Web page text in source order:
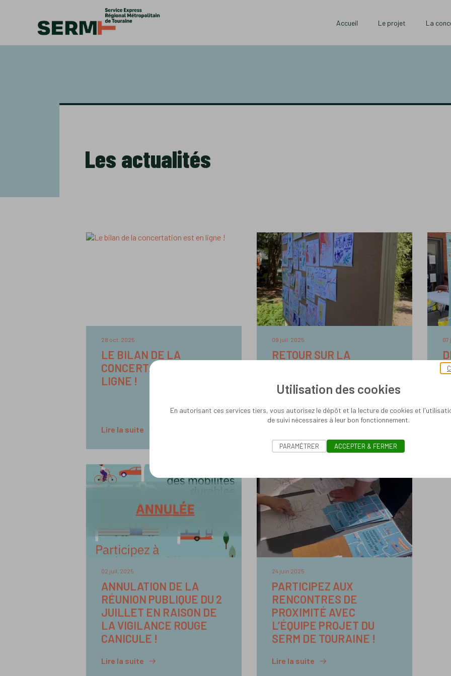
Accèder directement au contenu Accueil Le projet La
Les actualités
28 oct. 2025
LE BILAN DE LA
CONCERTATION EST EN
LIGNE !
Lire la suite
09 juil. 2025
RETOUR SUR LA
AU POP'UP CITOYENNETÉ
À TOURS
07
02 juil. 2025
ANNULATION DE LA
RÉUNION PUBLIQUE DU 2
JUILLET EN RAISON DE
LA VIGILANCE ROUGE
CANICULE !
Lire la suite
24 juin 2025
PARTICIPEZ AUX
RENCONTRES DE
PROXIMITÉ AVEC
L’ÉQUIPE PROJET DU
SERM DE TOURAINE !
Lire la suite
Utilisation des cookies
En autorisant ces services tiers, vous autorisez le dépôt et la lecture de cookies et
de suivi nécessaires à leur bon fonctionnement.
PARAMÉTRER ACCEPTER & FERMER